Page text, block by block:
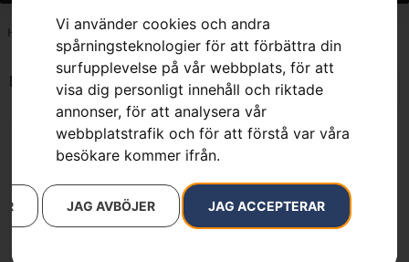
Vi använder cookies och andra
spårningsteknologier för att förbättra din
surfupplevelse på vår webbplats, för att
visa dig personligt innehåll och riktade
annonser, för att analysera vår
webbplatstrafik och för att förstå var våra
besökare kommer ifrån.
JAG ACCEPTERAR
JAG AVBÖJER
Hem 3.9 kg
Endast ett sökresultat